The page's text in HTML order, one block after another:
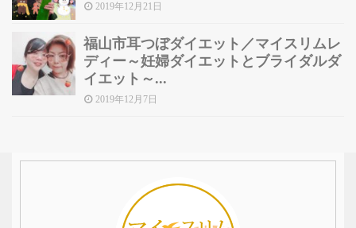
2019年12月21日
福山市耳つぼダイエット／マイスリムレ
ディー～妊婦ダイエットとブライダルダ
イエット～...
2019年12月7日